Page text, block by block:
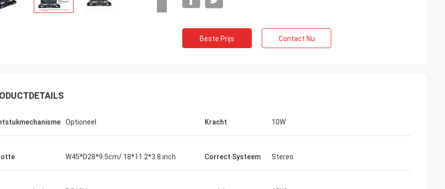
Beste Prijs Contact Nu
Optioneel Kracht 10W
W45*D28*9.5cm/ 18*11.2*3.8 inch Correct Systeem Stereo